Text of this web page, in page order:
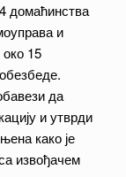
домаћинства
и
15
да
и утврди
како је
извођачем